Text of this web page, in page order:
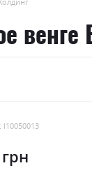
l10050013